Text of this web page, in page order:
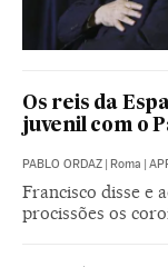
Os reis da
juvenil com o
PABLO ORDAZ | Roma |
Francisco disse e
procissões os